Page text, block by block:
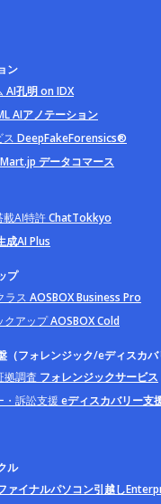
ン
AI孔明 on IDX
AIアノテーション
ス DeepFakeForensics®
データコマース
載AI特許ChatTokkyo
成AI Plus
プ
ラス AOSBOX Business Pro
クアップAOSBOX Cold
（フォレンジック/eディスカバ
拠調査 フォレンジックサービス
・訴訟支援 eディスカバリー支
ル
ァイナルパソコン引越し